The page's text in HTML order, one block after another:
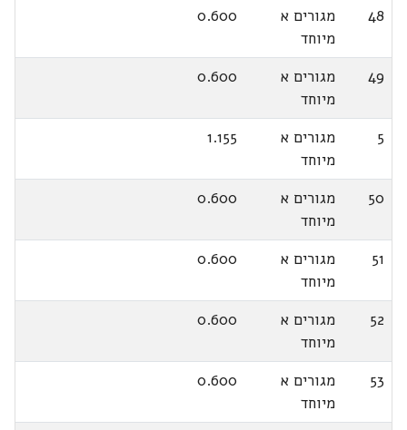
48
מגורים א
מיוחד
0.600
49
מגורים א
מיוחד
0.600
5
מגורים א
מיוחד
1.155
50
מגורים א
מיוחד
0.600
51
מגורים א
מיוחד
0.600
52
מגורים א
מיוחד
0.600
53
מגורים א
מיוחד
0.600